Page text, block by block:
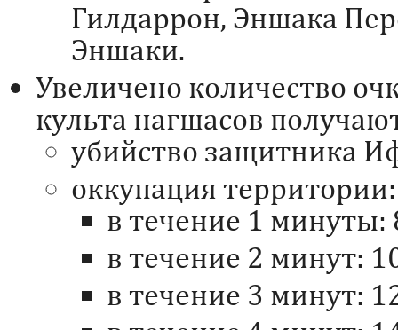
Гилдаррон, Эншака
Эншаки.
Увеличено количество
культа нагшасов
убийство защитника
оккупация территории:
в течение 1 минуты:
в течение 2 минут:
в течение 3 минут: